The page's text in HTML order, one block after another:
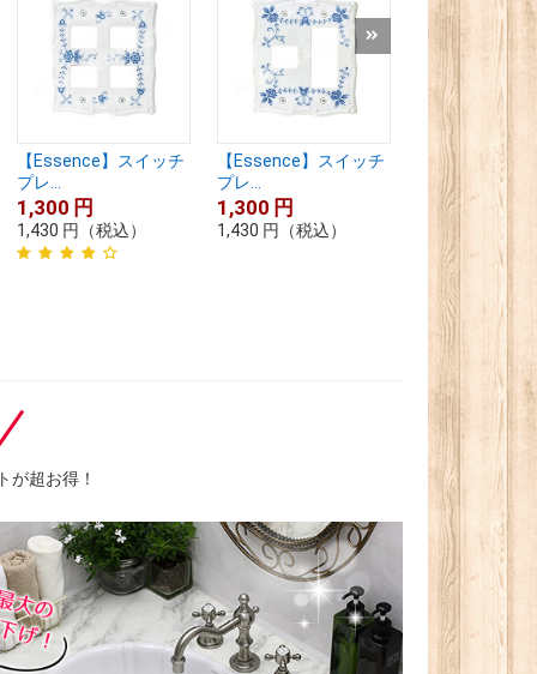
【Essence】スイッチ
プレ...
1,300 円
1,430 円 （税込）
【Essence】スイッチ
プレ...
1,300 円
1,430 円 （税込）
【Essence】
プレ...
1,300 円
1,430
が超お得！